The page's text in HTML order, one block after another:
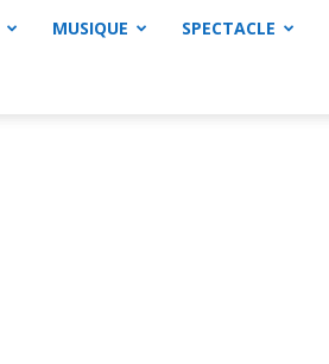
MUSIQUE SPECTACLE